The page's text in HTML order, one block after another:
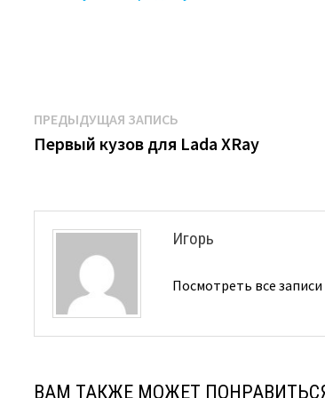
Навигация
по
ПРЕДЫДУЩАЯ ЗАПИСЬ
запись:
Первый кузов для Lada XRay
Игорь
Посмотреть все
ВАМ ТАКЖЕ МОЖЕТ